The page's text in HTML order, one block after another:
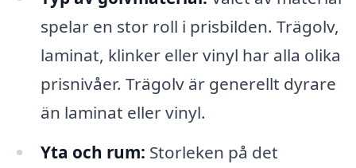
spelar en stor roll i prisbilden. Trägolv,
laminat, klinker eller vinyl har alla olika
prisnivåer. Trägolv är generellt dyrare
än laminat eller vinyl.
Yta och rum: Storleken på det